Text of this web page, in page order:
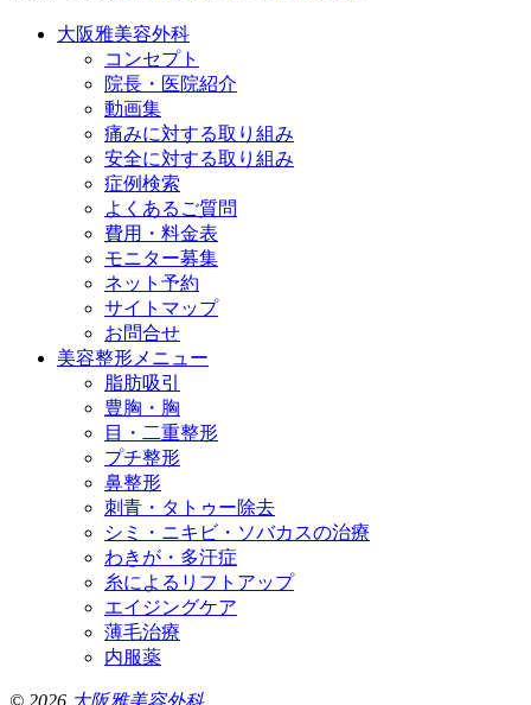
大阪雅美容外科
コンセプト
院長・医院紹介
動画集
痛みに対する取り組み
安全に対する取り組み
症例検索
よくあるご質問
費用・料金表
モニター募集
ネット予約
サイトマップ
お問合せ
美容整形メニュー
脂肪吸引
豊胸・胸
目・二重整形
プチ整形
鼻整形
刺青・タトゥー除去
シミ・ニキビ・ソバカスの治療
わきが・多汗症
糸によるリフトアップ
エイジングケア
薄毛治療
内服薬
© 2026 大阪雅美容外科